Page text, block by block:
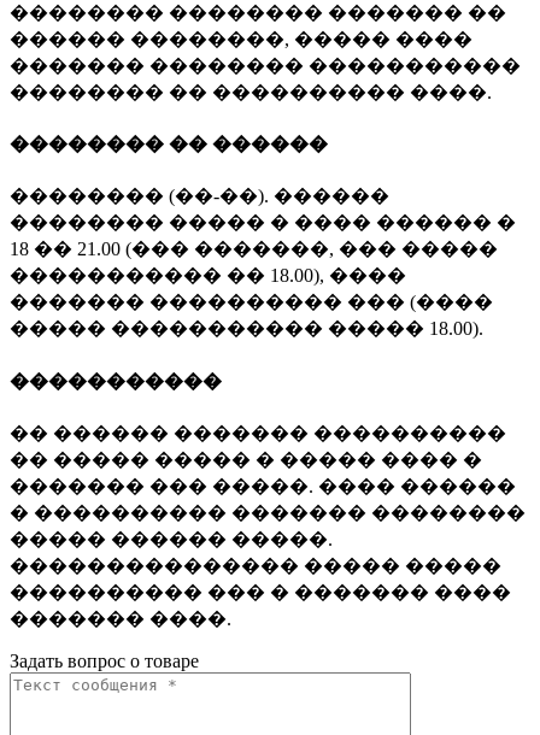
�������� �������� ������� ��
������ ��������, ����� ����
������� �������� �����������
�������� �� ���������� ����.
�������� �� ������
�������� (��-��). ������
�������� ����� � ���� ������ �
18 �� 21.00 (��� �������, ��� �����
����������� �� 18.00), ����
������� ���������� ��� (����
����� ����������� ����� 18.00).
�����������
�� ������ ������� ����������
�� ����� ����� � ����� ���� �
������� ��� �����. ���� ������
� ���������� ������� ��������
����� ������ �����.
��������������� ����� �����
���������� ��� � ������� ����
������� ����.
Задать вопрос о товаре